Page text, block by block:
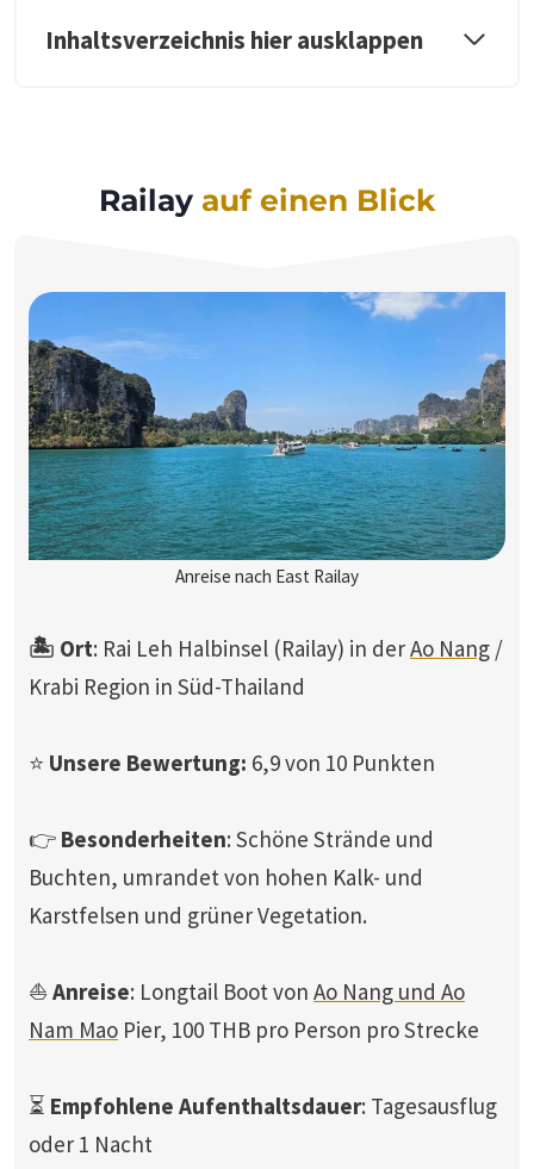
Inhaltsverzeichnis hier ausklappen
Railay auf einen Blick
Anreise nach East Railay
🏝️ Ort: Rai Leh Halbinsel (Railay) in derAo Nang /
Krabi Region in Süd-Thailand
⭐ Unsere Bewertung: 6,9 von 10 Punkten
👉 Besonderheiten: Schöne Strände und
Buchten, umrandet von hohen Kalk- und
Karstfelsen und grüner Vegetation.
⛵ Anreise: Longtail Boot von Ao Nang und Ao
Nam Mao Pier, 100 THB pro Person pro Strecke
⏳ Empfohlene Aufenthaltsdauer: Tagesausflug
oder 1 Nacht